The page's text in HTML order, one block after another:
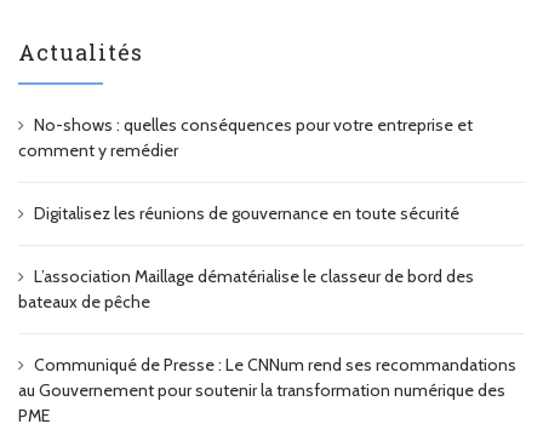
e
r
h
e
Actualités
No-shows : quelles conséquences pour votre entreprise et
comment y remédier
Digitalisez les réunions de gouvernance en toute sécurité
L’association Maillage dématérialise le classeur de bord des
bateaux de pêche
Communiqué de Presse : Le CNNum rend ses recommandations
au Gouvernement pour soutenir la transformation numérique des
PME